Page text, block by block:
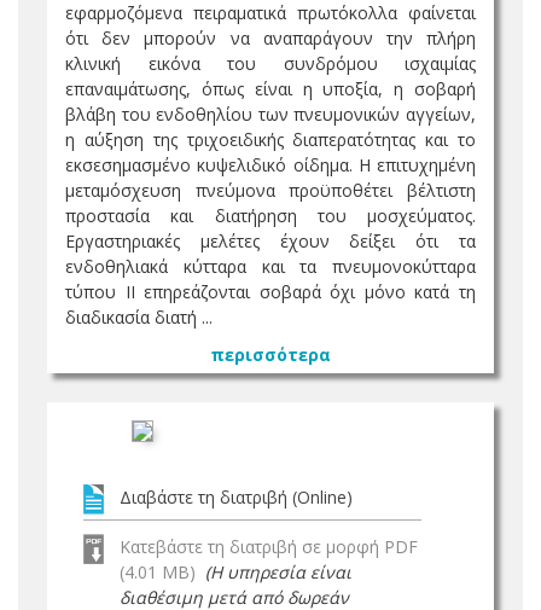
εφαρµοζόµενα πειραµατικά πρωτόκολλα φαίνεται
ότι δεν µπορούν να αναπαράγουν την πλήρη
κλινική εικόνα του συνδρόµου ισχαιµίας
επαναιµάτωσης, όπως είναι η υποξία, η σοβαρή
βλάβη του ενδοθηλίου των πνευµονικών αγγείων,
η αύξηση της τριχοειδικής διαπερατότητας και το
εκσεσηµασµένο κυψελιδικό οίδηµα. Η επιτυχημένη
µεταµόσχευση πνεύμονα προϋποθέτει βέλτιστη
προστασία και διατήρηση του µοσχεύµατος.
Εργαστηριακές µελέτες έχουν δείξει ότι τα
ενδοθηλιακά κύτταρα και τα πνευµονοκύτταρα
τύπου ΙΙ επηρεάζονται σοβαρά όχι µόνο κατά τη
διαδικασία διατή ...
περισσότερα
Διαβάστε τη διατριβή (Online)
Κατεβάστε τη διατριβή σε μορφή PDF
(4.01 MB) (Η υπηρεσία είναι
διαθέσιμη μετά από δωρεάν